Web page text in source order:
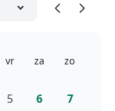
vr za zo
5 6 7